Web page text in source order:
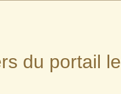
du portail